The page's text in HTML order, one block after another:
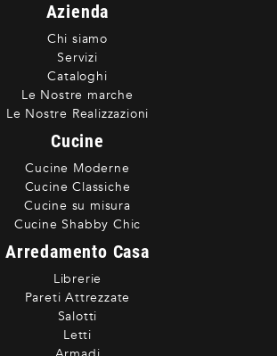
Azienda
Chi siamo
Servizi
Cataloghi
Le Nostre marche
Le Nostre Realizzazioni
Cucine
Cucine Moderne
Cucine Classiche
Cucine su misura
Cucine Shabby Chic
Arredamento Casa
Librerie
Pareti Attrezzate
Salotti
Letti